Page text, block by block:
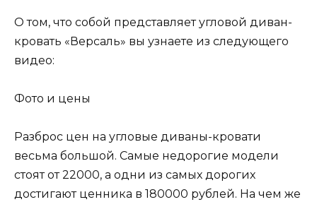
О том, что собой представляет угловой диван-
кровать «Версаль» вы узнаете из следующего
видео:
Фото и цены
Разброс цен на угловые диваны-кровати
весьма большой. Самые недорогие модели
стоят от 22000, а одни из самых дорогих
достигают ценника в 180000 рублей. На чем же